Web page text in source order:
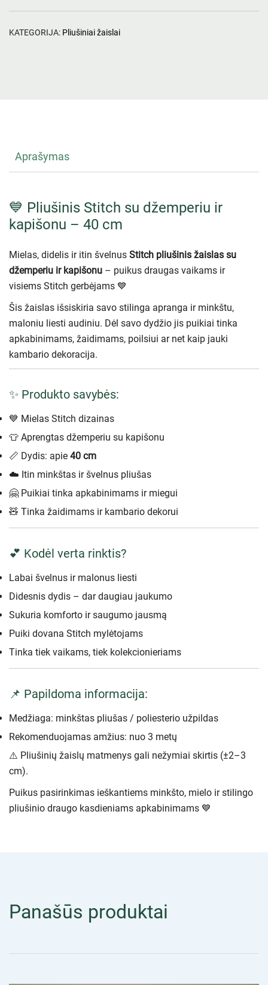
KATEGORIJA: Pliušiniai žaislai
Aprašymas
💙 Pliušinis Stitch su džemperiu ir
kapišonu – 40 cm
Mielas, didelis ir itin švelnus Stitch pliušinis žaislas su
džemperiu ir kapišonu – puikus draugas vaikams ir
visiems Stitch gerbėjams 💙
Šis žaislas išsiskiria savo stilinga apranga ir minkštu,
maloniu liesti audiniu. Dėl savo dydžio jis puikiai tinka
apkabinimams, žaidimams, poilsiui ar net kaip jauki
kambario dekoracija.
✨ Produkto savybės:
💙 Mielas Stitch dizainas
👕 Aprengtas džemperiu su kapišonu
📏 Dydis: apie 40 cm
☁️ Itin minkštas ir švelnus pliušas
🤗 Puikiai tinka apkabinimams ir miegui
🧸 Tinka žaidimams ir kambario dekorui
💕 Kodėl verta rinktis?
Labai švelnus ir malonus liesti
Didesnis dydis – dar daugiau jaukumo
Sukuria komforto ir saugumo jausmą
Puiki dovana Stitch mylėtojams
Tinka tiek vaikams, tiek kolekcionieriams
📌 Papildoma informacija:
Medžiaga: minkštas pliušas / poliesterio užpildas
Rekomenduojamas amžius: nuo 3 metų
⚠️ Pliušinių žaislų matmenys gali nežymiai skirtis (±2–3
cm).
Puikus pasirinkimas ieškantiems minkšto, mielo ir stilingo
pliušinio draugo kasdieniams apkabinimams 💙
Panašūs produktai